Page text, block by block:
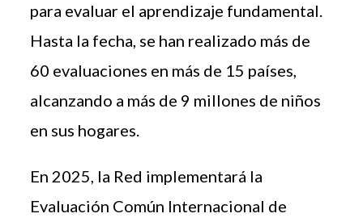
para evaluar el aprendizaje fundamental.
Hasta la fecha, se han realizado más de
60 evaluaciones en más de 15 países,
alcanzando a más de 9 millones de niños
en sus hogares.
En 2025, la Red implementará la
Evaluación Común Internacional de